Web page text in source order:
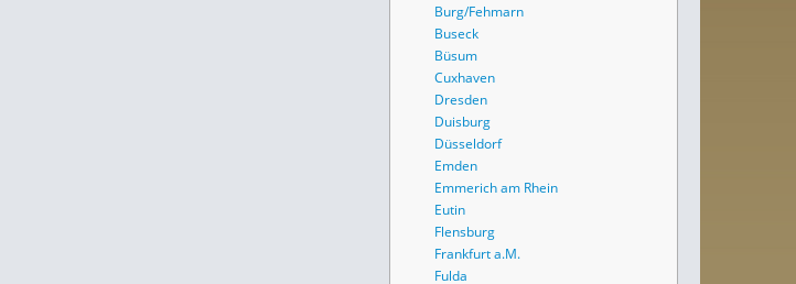
Burg/Fehmarn
Buseck
Büsum
Cuxhaven
Dresden
Duisburg
Düsseldorf
Emden
Emmerich am Rhein
Eutin
Flensburg
Frankfurt a.M.
Fulda